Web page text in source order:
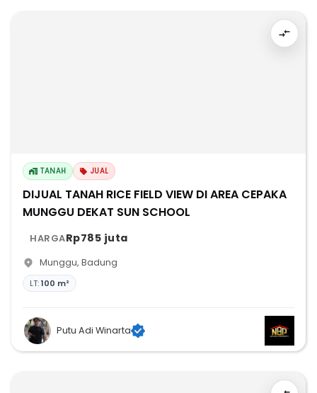
TANAH JUAL
DIJUAL TANAH RICE FIELD VIEW DI AREA CEPAKA
MUNGGU DEKAT SUN SCHOOL
HARGARp785 juta
Munggu, Badung
LT:100 m²
Putu Adi Winarta